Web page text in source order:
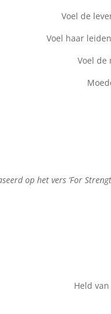
Voel de
Voel haar
Voel de
op het vers ‘For
Held